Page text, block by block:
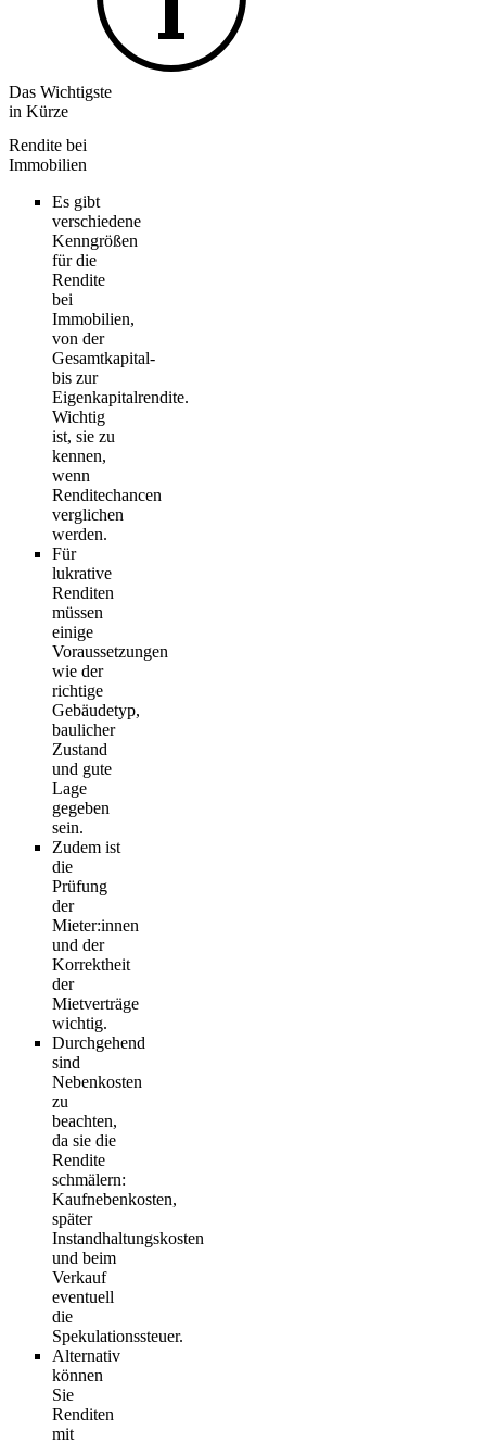
Das Wichtigste
in Kürze
Rendite bei
Immobilien
Es gibt
verschiedene
Kenngrößen
für die
Rendite
bei
Immobilien,
von der
Gesamtkapital-
bis zur
Eigenkapitalrendite.
Wichtig
ist, sie zu
kennen,
wenn
Renditechancen
verglichen
werden.
Für
lukrative
Renditen
müssen
einige
Voraussetzungen
wie der
richtige
Gebäudetyp,
baulicher
Zustand
und gute
Lage
gegeben
sein.
Zudem ist
die
Prüfung
der
Mieter:innen
und der
Korrektheit
der
Mietverträge
wichtig.
Durchgehend
sind
Nebenkosten
zu
beachten,
da sie die
Rendite
schmälern:
Kaufnebenkosten,
später
Instandhaltungskosten
und beim
Verkauf
eventuell
die
Spekulationssteuer.
Alternativ
können
Sie
Renditen
mit